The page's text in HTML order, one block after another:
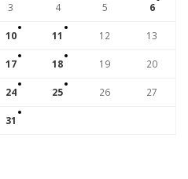
3 4 5 6
10 11 12 13
17 18 19 20
24 25 26 27
31